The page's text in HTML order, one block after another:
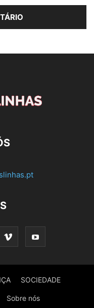
SOCIEDADE
Sobre nós